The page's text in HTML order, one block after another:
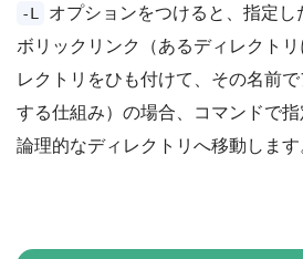
-L
オプションをつけると、指定
ボリックリンク（あるディレクト
レクトリをひも付けて、その名前
する仕組み）の場合、コマンドで
論理的なディレクトリへ移動します